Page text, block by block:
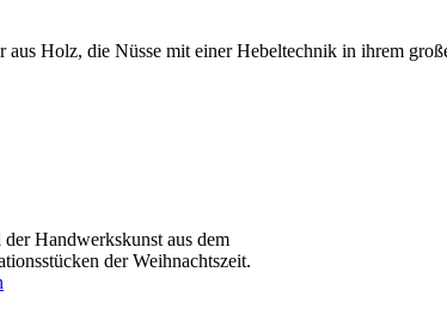
Holz, die Nüsse mit einer Hebeltechnik in ihrem
Handwerkskunst aus dem
der Weihnachtszeit.